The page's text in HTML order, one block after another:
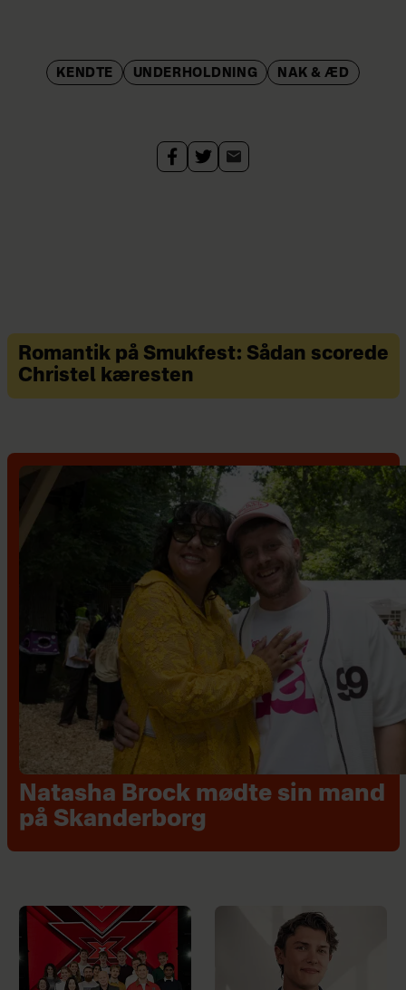
KENDTE UNDERHOLDNING NAK & ÆD
Romantik på Smukfest: Sådan scorede
Christel kæresten
Natasha Brock mødte sin mand
på Skanderborg